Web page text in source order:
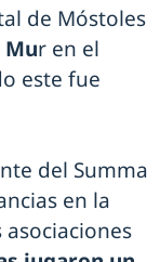
de Móstoles
r en el
este fue
del Summa
en la